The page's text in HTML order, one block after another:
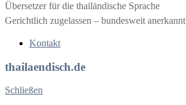
Übersetzer für die thailändische Sprache
Gerichtlich zugelassen – bundesweit anerkannt
Kontakt
thailaendisch.de
Schließen